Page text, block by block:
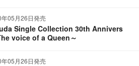
05月26日発売
Single Collection 30th Annivers
voice of a Queen～
05月26日発売